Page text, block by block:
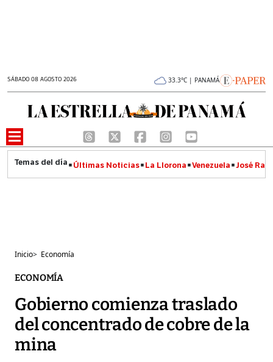
SÁBADO 08 AGOSTO 2026 33.3°C | PANAMÁ
Últimas Noticias La Llorona Venezuela José
Inicio> Economía
ECONOMÍA
Gobierno comienza traslado
del concentrado de cobre de la
mina